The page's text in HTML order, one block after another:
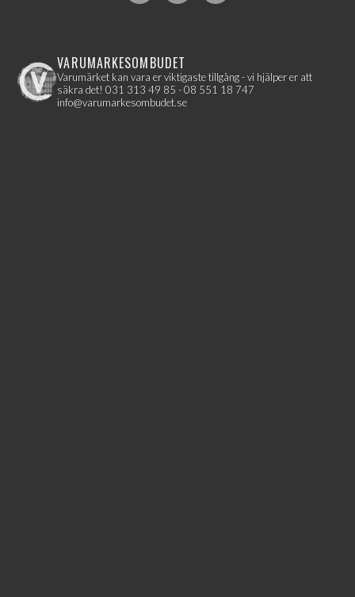
VARUMARKESOMBUDET
Varumärket kan vara er viktigaste tillgång - vi hjälper er att
säkra det!031 313 49 85 - 08 551 18 747
info@varumarkesombudet.se